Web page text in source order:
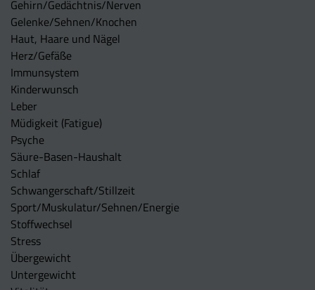
Gehirn/Gedächtnis/Nerven
Gelenke/Sehnen/Knochen
Haut, Haare und Nägel
Herz/Gefäße
Immunsystem
Kinderwunsch
Leber
Müdigkeit (Fatigue)
Psyche
Säure-Basen-Haushalt
Schlaf
Schwangerschaft/Stillzeit
Sport/Muskulatur/Sehnen/Energie
Stoffwechsel
Stress
Übergewicht
Untergewicht